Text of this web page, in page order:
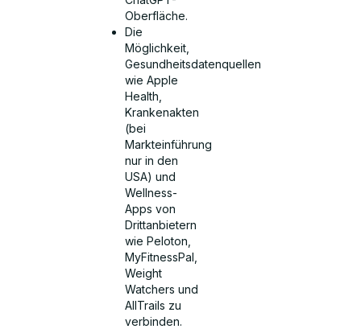
Oberfläche.
Die
Möglichkeit,
Gesundheitsdatenquellen
wie Apple
Health,
Krankenakten
(bei
Markteinführung
nur in den
USA) und
Wellness-
Apps von
Drittanbietern
wie Peloton,
MyFitnessPal,
Weight
Watchers und
AllTrails zu
verbinden.